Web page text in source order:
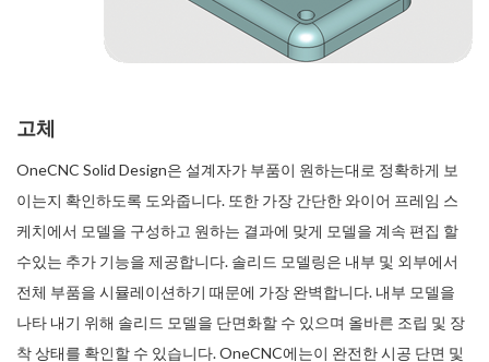
고체
OneCNC Solid Design은 설계자가 부품이 원하는대로 정확하게 보
이는지 확인하도록 도와줍니다. 또한 가장 간단한 와이어 프레임 스
케치에서 모델을 구성하고 원하는 결과에 맞게 모델을 계속 편집 할
수있는 추가 기능을 제공합니다. 솔리드 모델링은 내부 및 외부에서
전체 부품을 시뮬레이션하기 때문에 가장 완벽합니다. 내부 모델을
나타 내기 위해 솔리드 모델을 단면화할 수 있으며 올바른 조립 및 장
착 상태를 확인할 수 있습니다. OneCNC에는이 완전한 시공 단면 및